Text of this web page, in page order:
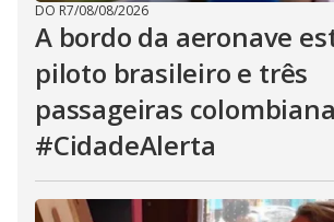
DO R7/08/08/2026
A bordo da aeronave
piloto brasileiro e três
passageiras
#CidadeAlerta